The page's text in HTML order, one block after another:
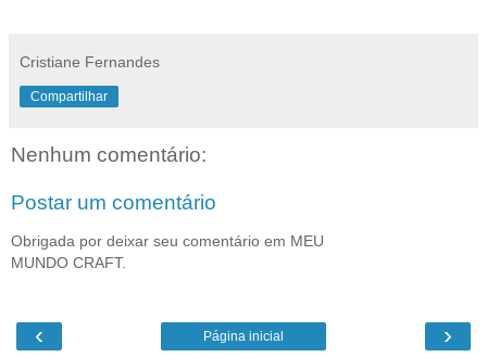
Cristiane Fernandes
Compartilhar
Nenhum comentário:
Postar um comentário
Obrigada por deixar seu comentário em MEU
MUNDO CRAFT.
‹ ›
Página inicial